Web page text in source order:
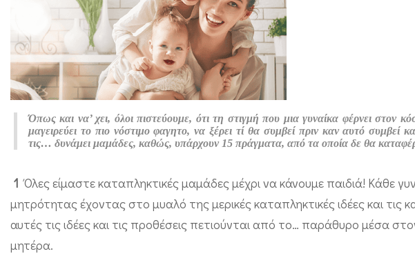
ά
γ
μ
α
ο
υ
Δ
Ε
Όπως και να’ χει, όλοι πιστεύουμε, ότι τη στιγμή που μια γυναίκα φέρνει στον
μαγειρεύει το πιο νόστιμο φαγητο, να ξέρει τί θα συμβεί πριν καν αυτό
τις… δυνάμει μαμάδες, καθώς, υπάρχουν 15 πράγματα, από τα οποία δε θα
1 Όλες είμαστε καταπληκτικές μαμάδες μέχρι να κάνουμε παιδιά! Κάθε
μητρότητας έχοντας στο μυαλό της μερικές καταπληκτικές ιδέες και
αυτές τις ιδέες και τις προθέσεις πετιούνται από το… παράθυρο μέσα
μητέρα.